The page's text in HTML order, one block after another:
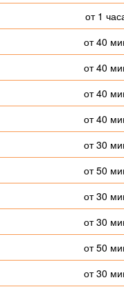
от 1
от 40
от 40
от 40
от 40
от 30
от 50
от 30
от 30
от 50
от 30